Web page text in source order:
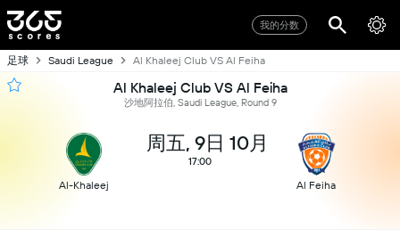
我的分数
足球 Saudi League Al Khaleej Club VS Al Feiha
Al Khaleej Club VS Al Feiha
沙地阿拉伯, Saudi League, Round 9
Al-Khaleej
周五, 9日 10月
17:00
Al Feiha